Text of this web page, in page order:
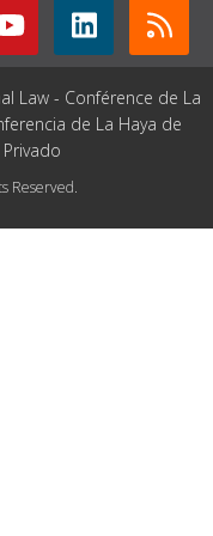
Law - Conférence de La
de La Haya de
Reserved.